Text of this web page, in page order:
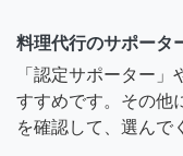
料理代行のサポータ
「認定サポーター
すすめです。その他
を確認して、選んで